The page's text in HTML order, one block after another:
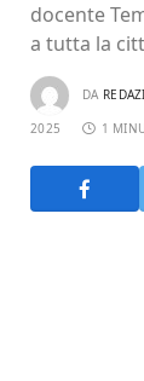
docente
a tutta la
DA
2025 1